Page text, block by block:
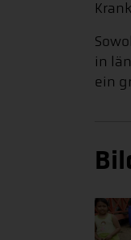
in
ein